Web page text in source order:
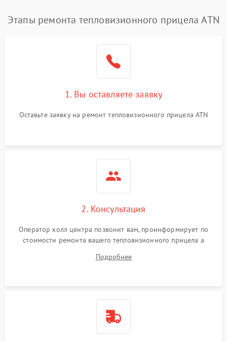
Этапы ремонта тепловизионного прицела ATN
1. Вы оставляете заявку
Оставьте заявку на ремонт тепловизионного прицела ATN
2. Консультация
Оператор колл центра позвонит вам, проинформирует по
стоимости ремонта вашего тепловизионного прицела а
Подробнее